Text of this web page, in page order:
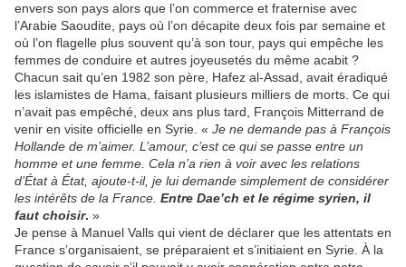
envers son pays alors que l’on commerce et fraternise avec
l’Arabie Saoudite, pays où l’on décapite deux fois par semaine et
où l’on flagelle plus souvent qu’à son tour, pays qui empêche les
femmes de conduire et autres joyeusetés du même acabit ?
Chacun sait qu’en 1982 son père, Hafez al-Assad, avait éradiqué
les islamistes de Hama, faisant plusieurs milliers de morts. Ce qui
n’avait pas empêché, deux ans plus tard, François Mitterrand de
venir en visite officielle en Syrie. « Je ne demande pas à François
Hollande de m’aimer. L’amour, c’est ce qui se passe entre un
homme et une femme. Cela n’a rien à voir avec les relations
d’État à État, ajoute-t-il, je lui demande simplement de considérer
les intérêts de la France. Entre Dae’ch et le régime syrien, il
faut choisir. »
Je pense à Manuel Valls qui vient de déclarer que les attentats en
France s’organisaient, se préparaient et s’initiaient en Syrie. À la